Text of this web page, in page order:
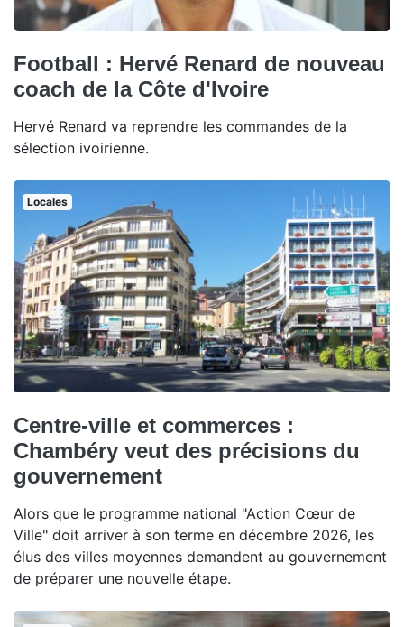
Football : Hervé Renard de nouveau
coach de la Côte d'Ivoire
Hervé Renard va reprendre les commandes de la
sélection ivoirienne.
Locales
Centre-ville et commerces :
Chambéry veut des précisions du
gouvernement
Alors que le programme national "Action Cœur de
Ville" doit arriver à son terme en décembre 2026, les
élus des villes moyennes demandent au gouvernement
de préparer une nouvelle étape.